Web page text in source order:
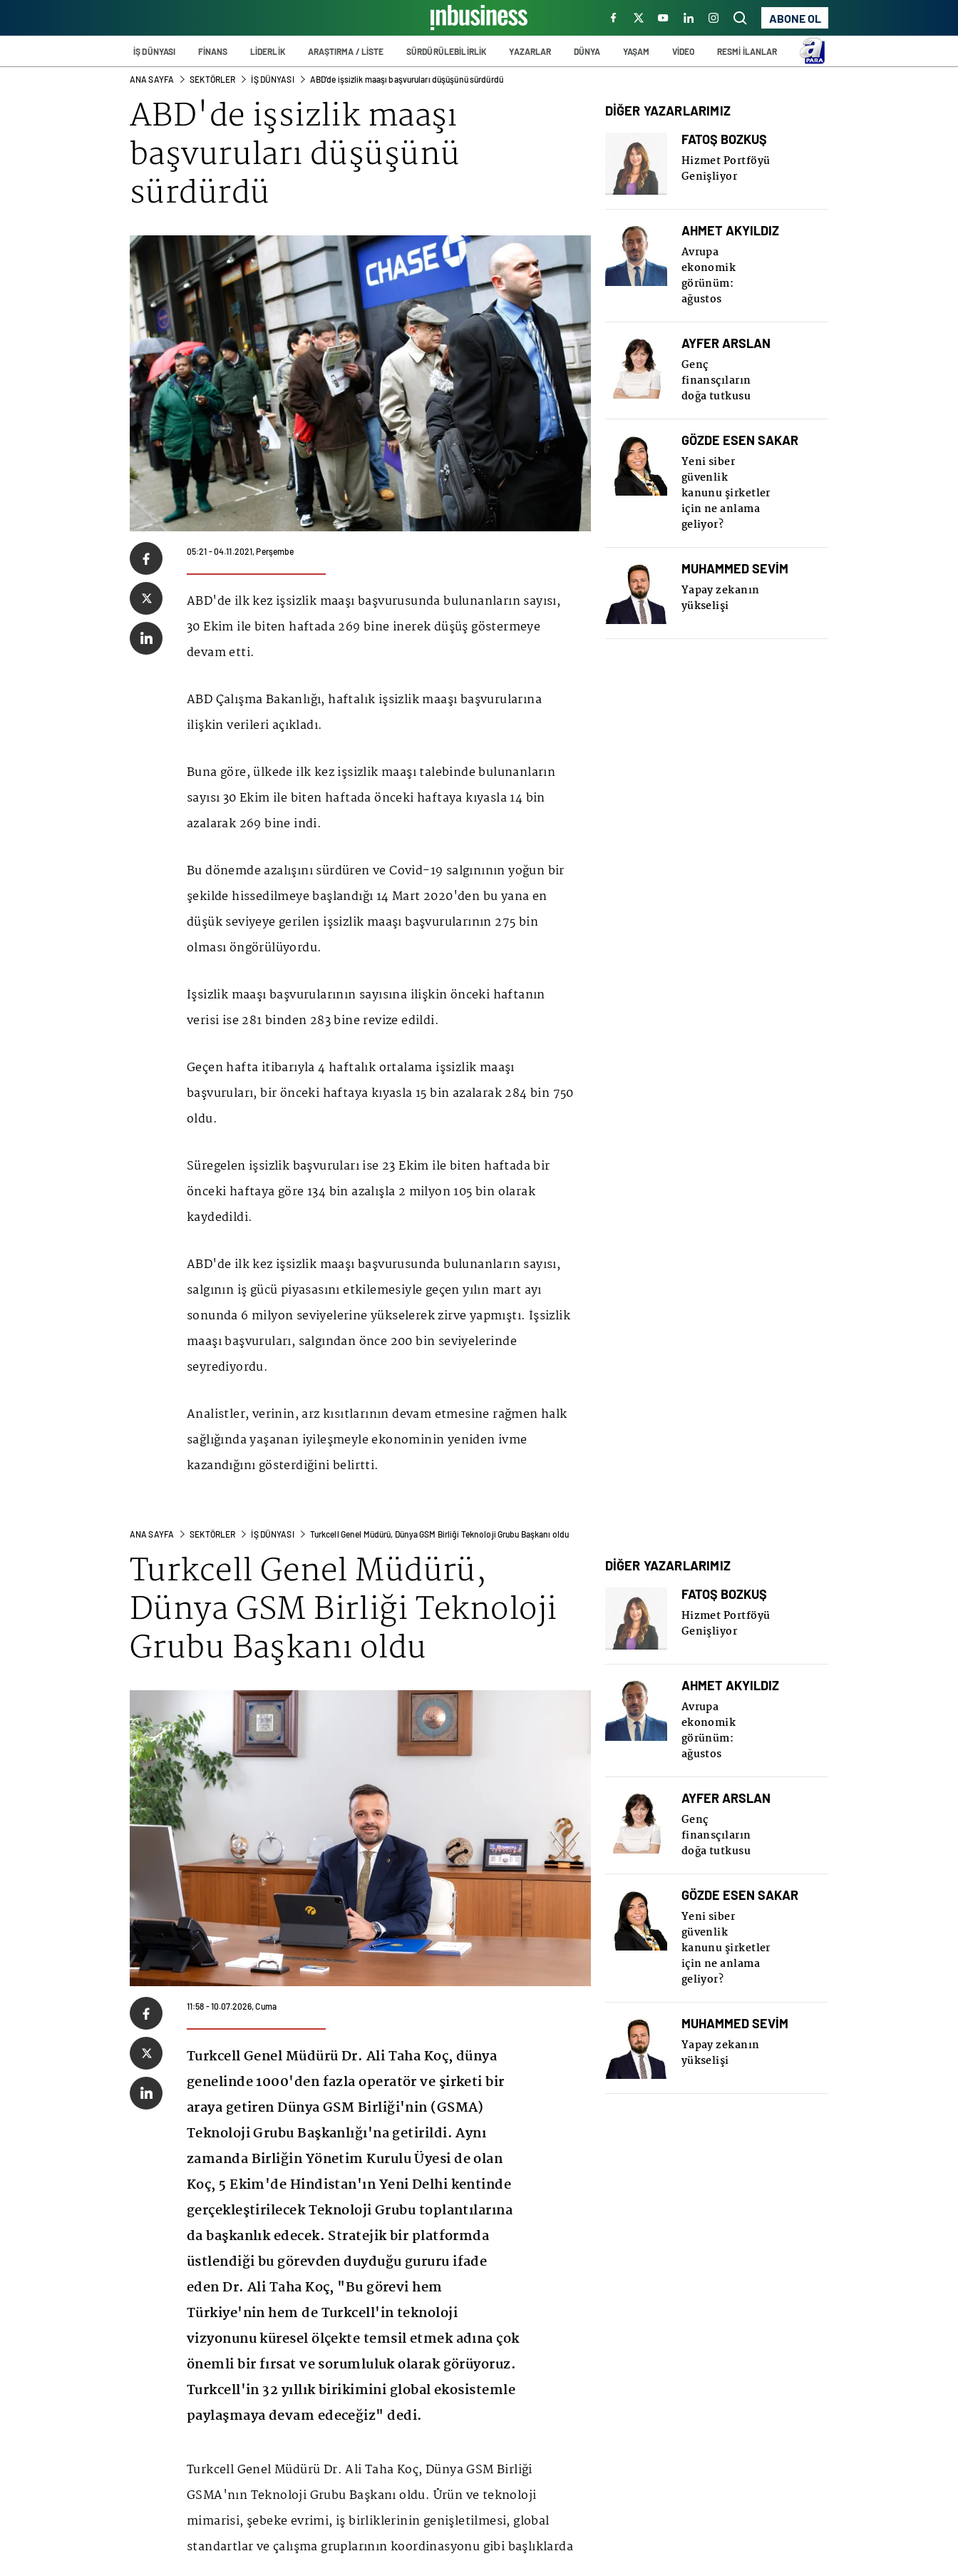
ABONE OL
İŞ DÜNYASI FİNANS LİDERLİK ARAŞTIRMA / LİSTE SÜRDÜRÜLEBİLİRLİK YAZARLAR DÜNYA YAŞAM VİDEO RESMİ İLANLAR
ANA SAYFA SEKTÖRLER İŞ DÜNYASI ABD'de işsizlik maaşı başvuruları düşüşünü sürdürdü
ABD'de işsizlik maaşı
başvuruları düşüşünü
sürdürdü
05:21 - 04.11.2021, Perşembe
ABD'de ilk kez işsizlik maaşı başvurusunda bulunanların sayısı,
30 Ekim ile biten haftada 269 bine inerek düşüş göstermeye
devam etti.
ABD Çalışma Bakanlığı, haftalık işsizlik maaşı başvurularına
ilişkin verileri açıkladı.
Buna göre, ülkede ilk kez işsizlik maaşı talebinde bulunanların
sayısı 30 Ekim ile biten haftada önceki haftaya kıyasla 14 bin
azalarak 269 bine indi.
Bu dönemde azalışını sürdüren ve Covid-19 salgınının yoğun bir
şekilde hissedilmeye başlandığı 14 Mart 2020'den bu yana en
düşük seviyeye gerilen işsizlik maaşı başvurularının 275 bin
olması öngörülüyordu.
İşsizlik maaşı başvurularının sayısına ilişkin önceki haftanın
verisi ise 281 binden 283 bine revize edildi.
Geçen hafta itibarıyla 4 haftalık ortalama işsizlik maaşı
başvuruları, bir önceki haftaya kıyasla 15 bin azalarak 284 bin 750
oldu.
Süregelen işsizlik başvuruları ise 23 Ekim ile biten haftada bir
önceki haftaya göre 134 bin azalışla 2 milyon 105 bin olarak
kaydedildi.
ABD'de ilk kez işsizlik maaşı başvurusunda bulunanların sayısı,
salgının iş gücü piyasasını etkilemesiyle geçen yılın mart ayı
sonunda 6 milyon seviyelerine yükselerek zirve yapmıştı. İşsizlik
maaşı başvuruları, salgından önce 200 bin seviyelerinde
seyrediyordu.
Analistler, verinin, arz kısıtlarının devam etmesine rağmen halk
sağlığında yaşanan iyileşmeyle ekonominin yeniden ivme
kazandığını gösterdiğini belirtti.
DİĞER YAZARLARIMIZ
FATOŞ BOZKUŞ
Hizmet Portföyü
Genişliyor
AHMET AKYILDIZ
Avrupa
ekonomik
görünüm:
ağustos
AYFER ARSLAN
Genç
finansçıların
doğa tutkusu
GÖZDE ESEN SAKAR
Yeni siber
güvenlik
kanunu şirketler
için ne anlama
geliyor?
MUHAMMED SEVİM
Yapay zekanın
yükselişi
ANA SAYFA SEKTÖRLER İŞ DÜNYASI Turkcell Genel Müdürü, Dünya GSM Birliği Teknoloji Grubu Başkanı oldu
Turkcell Genel Müdürü,
Dünya GSM Birliği Teknoloji
Grubu Başkanı oldu
11:58 - 10.07.2026, Cuma
Turkcell Genel Müdürü Dr. Ali Taha Koç, dünya
genelinde 1000'den fazla operatör ve şirketi bir
araya getiren Dünya GSM Birliği'nin (GSMA)
Teknoloji Grubu Başkanlığı'na getirildi. Aynı
zamanda Birliğin Yönetim Kurulu Üyesi de olan
Koç, 5 Ekim'de Hindistan'ın Yeni Delhi kentinde
gerçekleştirilecek Teknoloji Grubu toplantılarına
da başkanlık edecek. Stratejik bir platformda
üstlendiği bu görevden duyduğu gururu ifade
eden Dr. Ali Taha Koç, "Bu görevi hem
Türkiye'nin hem de Turkcell'in teknoloji
vizyonunu küresel ölçekte temsil etmek adına çok
önemli bir fırsat ve sorumluluk olarak görüyoruz.
Turkcell'in 32 yıllık birikimini global ekosistemle
paylaşmaya devam edeceğiz" dedi.
Turkcell Genel Müdürü Dr. Ali Taha Koç, Dünya GSM Birliği
GSMA'nın Teknoloji Grubu Başkanı oldu. Ürün ve teknoloji
mimarisi, şebeke evrimi, iş birliklerinin genişletilmesi, global
standartlar ve çalışma gruplarının koordinasyonu gibi başlıklarda
DİĞER YAZARLARIMIZ
FATOŞ BOZKUŞ
Hizmet Portföyü
Genişliyor
AHMET AKYILDIZ
Avrupa
ekonomik
görünüm:
ağustos
AYFER ARSLAN
Genç
finansçıların
doğa tutkusu
GÖZDE ESEN SAKAR
Yeni siber
güvenlik
kanunu şirketler
için ne anlama
geliyor?
MUHAMMED SEVİM
Yapay zekanın
yükselişi